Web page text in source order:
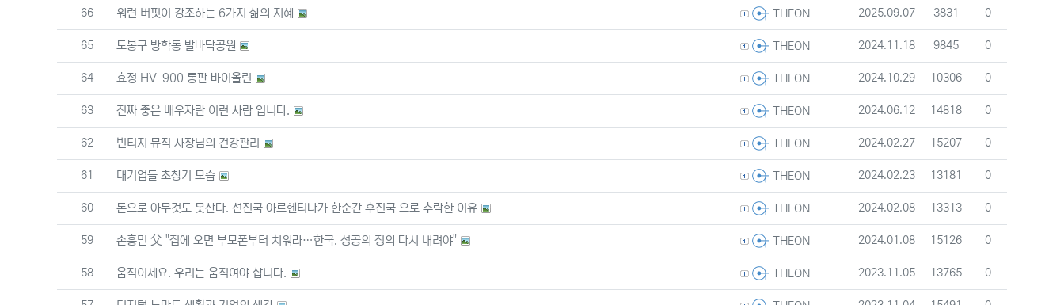
번호
66 워런 버핏이 강조하는 6가지 삶의 지혜 등록자THEON 등록일
2025.09.07 조회
3831 추천
0
번호
65 도봉구 방학동 발바닥공원 등록자THEON 등록일
2024.11.18 조회
9845 추천
0
번호
64 효정 HV-900 통판 바이올린 등록자THEON 등록일
2024.10.29 조회
10306 추천
0
번호
63 진짜 좋은 배우자란 이런 사람 입니다. 등록자THEON 등록일
2024.06.12 조회
14818 추천
0
번호
62 빈티지 뮤직 사장님의 건강관리 등록자THEON 등록일
2024.02.27 조회
15207 추천
0
번호
61 대기업들 초창기 모습 등록자THEON 등록일
2024.02.23 조회
13181 추천
0
번호
60 돈으로 아무것도 못산다. 선진국 아르헨티나가 한순간 후진국 으로 추락한 이유 등록자THEON 등록일
2024.02.08 조회
13313 추천
0
번호
59 손흥민 父 "집에 오면 부모폰부터 치워라…한국, 성공의 정의 다시 내려야" 등록자THEON 등록일
2024.01.08 조회
15126 추천
0
번호
58 움직이세요. 우리는 움직여야 삽니다. 등록자THEON 등록일
2023.11.05 조회
13765 추천
0